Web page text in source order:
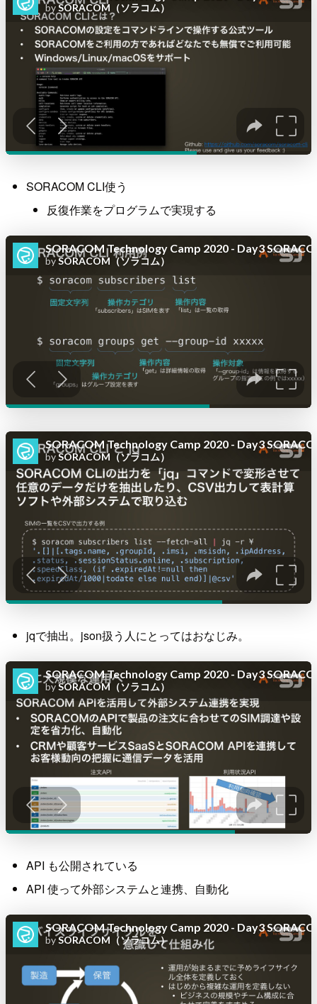
SORACOM CLI使う
反復作業をプログラムで実現する
jqで抽出。json扱う人にとってはおなじみ。
API も公開されている
API 使って外部システムと連携、自動化